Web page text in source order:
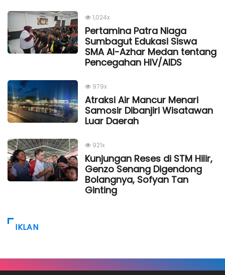
1,024x
Pertamina Patra Niaga
Sumbagut Edukasi Siswa
SMA Al-Azhar Medan tentang
Pencegahan HIV/AIDS
979x
Atraksi Air Mancur Menari
Samosir Dibanjiri Wisatawan
Luar Daerah
921x
Kunjungan Reses di STM Hilir,
Genzo Senang Digendong
Bolangnya, Sofyan Tan
Ginting
IKLAN